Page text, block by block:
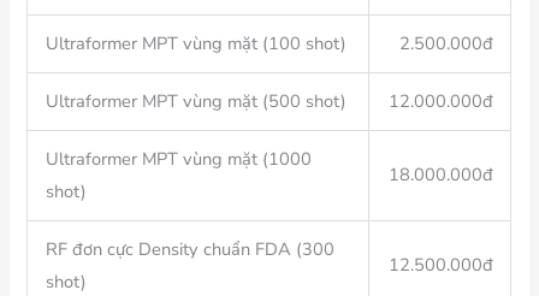
Ultraformer MPT vùng mặt (100 shot) 2.500.000đ
Ultraformer MPT vùng mặt (500 shot) 12.000.000đ
Ultraformer MPT vùng mặt (1000
shot)
18.000.000đ
RF đơn cực Density chuẩn FDA (300
shot)
12.500.000đ